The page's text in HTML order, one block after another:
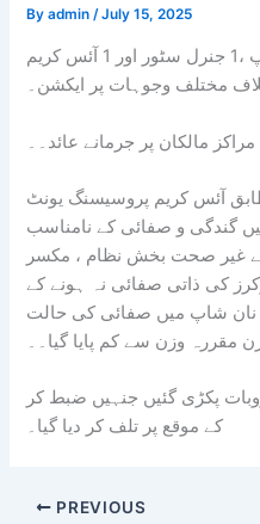
Byadmin /July 15, 2025
دوران انسپیکشن 1 نان شاپ ،1 جنرل سٹور اور 1 آئس کریم
مختلف وجوہات پر ایکشن۔
مراکز مالکان پر جرمانے عائد۔۔
آئس کریم پروسیسنگ یونٹ
گندگی و صفائی کے نامناسب
کے غیر صحت بخش نظام ، مکسر
کی ذاتی صفائی نہ ہونے کے
نان شاپ میں صفائی کی حالت
مقررہ وزن سے کم پایا گیا۔۔
پکڑی گئیں جنہیں ضبط کر
کے موقع پر تلف کر دیا گیا۔
PREVIOUS